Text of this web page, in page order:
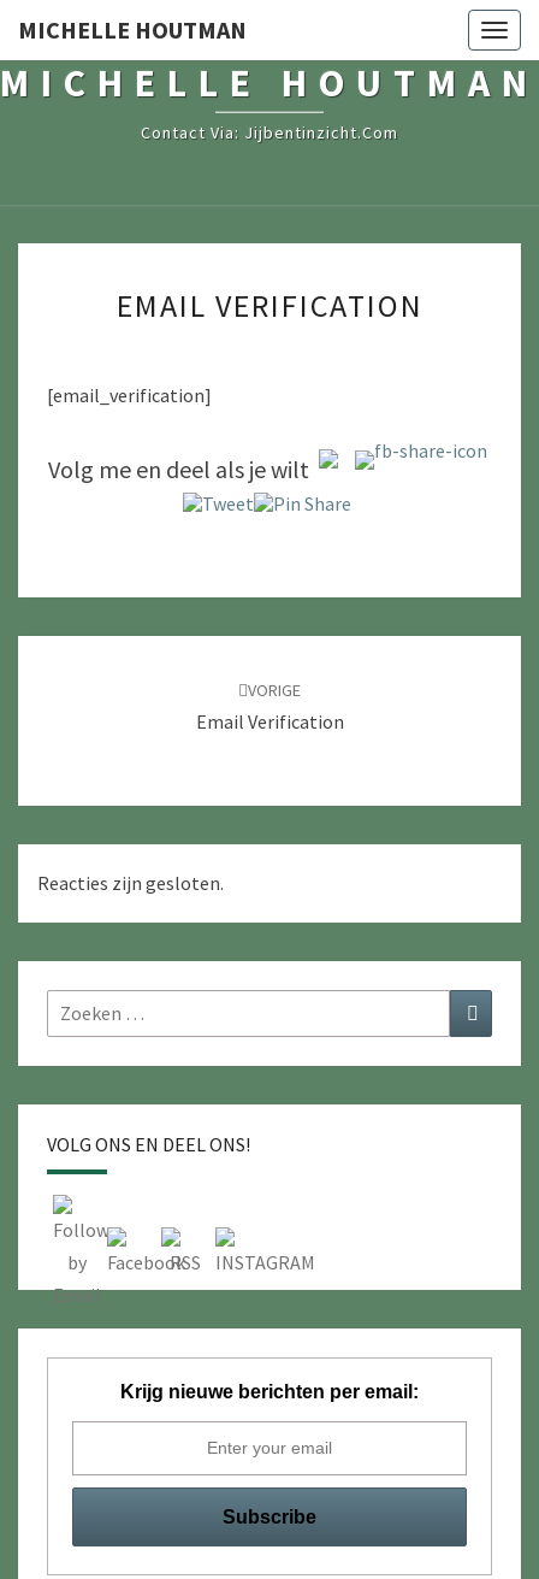
MICHELLE HOUTMAN
MICHELLE HOUTMAN
Contact Via: Jijbentinzicht.com
VERIFICATION
EMAIL VERIFICATION
[email_verification]
Volg me en deel als je wilt
VORIGE
Email Verification
Reacties zijn gesloten.
Zoeken
naar:
Zoeken
VOLG ONS EN DEEL ONS!
Krijg nieuwe berichten per email: